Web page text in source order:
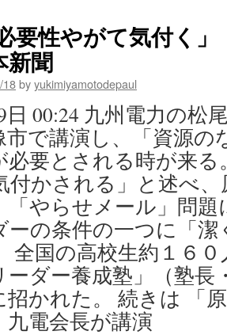
要性やがて気付く
新聞
18byyukimiyamotodepaul
日 00:24 九州電力の松
市で講演し、「資源の
必要とされる時が来
付かされる」と述べ
「やらせメール」問
ーの条件の一つに「
全国の高校生約１６
ーダー養成塾」（塾長
招かれた。 続きは 「
電会長が講演